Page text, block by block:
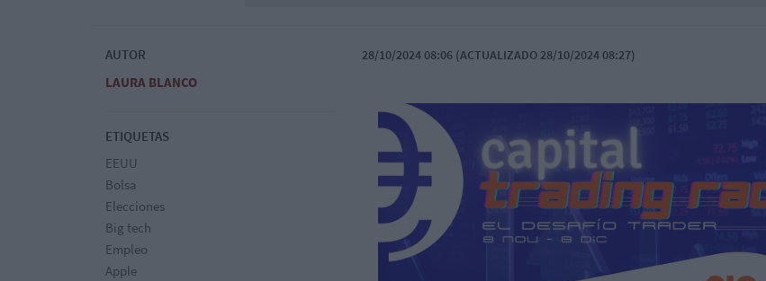
AUTOR
LAURA BLANCO
ETIQUETAS
EEUU
Bolsa
Elecciones
Big tech
Empleo
Apple
28/10/2024 08:06 (ACTUALIZADO 28/10/2024 08:27)